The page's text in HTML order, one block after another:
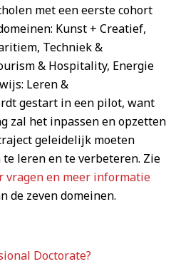
met een eerste cohort
Kunst + Creatief,
Techniek &
& Hospitality, Energie
Leren &
gestart in een pilot, want
zal het inpassen en opzetten
geleidelijk moeten
leren en te verbeteren. Zie
vragen en meer informatie
de zeven domeinen.
Doctorate?